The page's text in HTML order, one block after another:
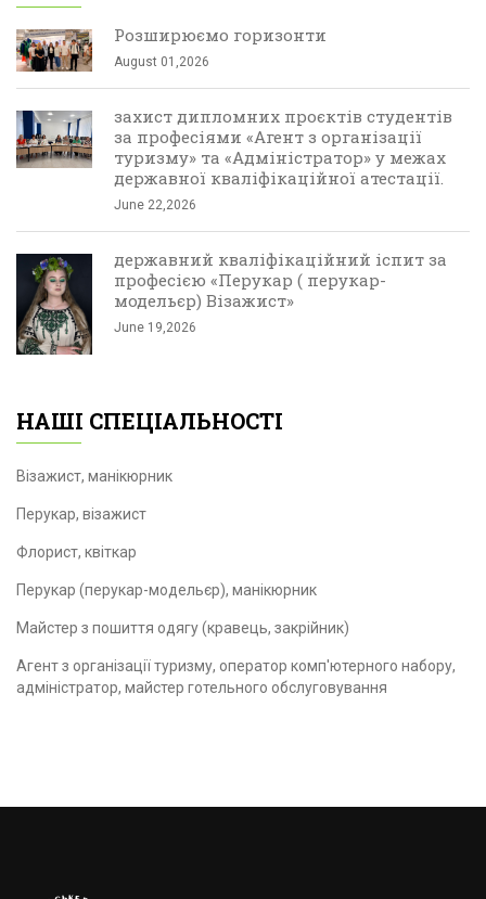
Розширюємо горизонти
August 01,2026
захист дипломних проєктів студентів
за професіями «Агент з організації
туризму» та «Адміністратор» у межах
державної кваліфікаційної атестації.
June 22,2026
державний кваліфікаційний іспит за
професією «Перукар ( перукар-
модельєр) Візажист»
June 19,2026
НАШІ СПЕЦІАЛЬНОСТІ
Візажист, манікюрник
Перукар, візажист
Флорист, квіткар
Перукар (перукар-модельєр), манікюрник
Майстер з пошиття одягу (кравець, закрійник)
Агент з організації туризму, оператор комп'ютерного набору,
адміністратор, майстер готельного обслуговування